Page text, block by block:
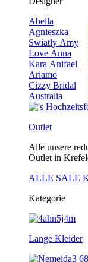
Abella
Agnieszka
Swiatly Amy
Love Anna
Kara Anifael
Ariamo
Cizzy Bridal
Australia
Outlet
Alle unsere
Outlet in
ALLE SALE
Kategorie
Lange Kleider